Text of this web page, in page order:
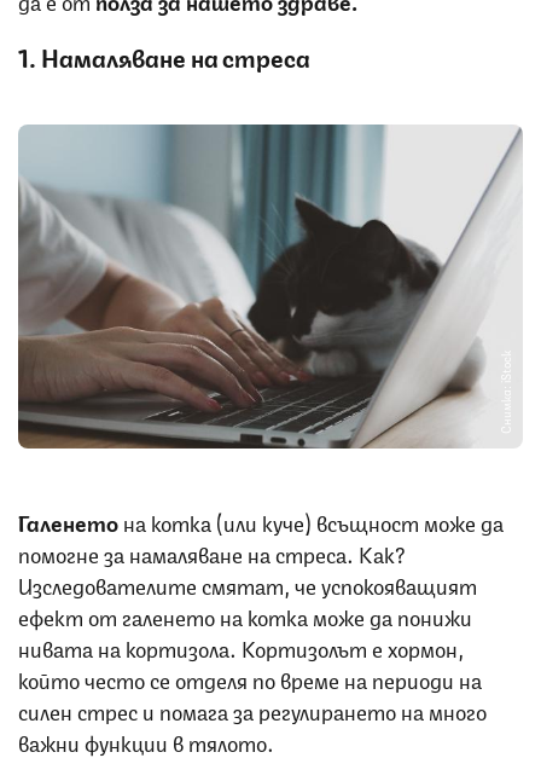
1. Намаляване на стреса
Снимка: iStock
Галенетона котка (или куче) всъщност може да
помогне за намаляване на стреса. Как?
Изследователите смятат, че успокояващият
ефект от галенето на котка може да понижи
нивата на кортизола. Кортизолът е хормон,
който често се отделя по време на периоди на
силен стрес и помага за регулирането на много
важни функции в тялото.